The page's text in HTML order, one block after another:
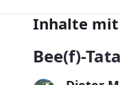
Inhalte mit
Bee(f)-